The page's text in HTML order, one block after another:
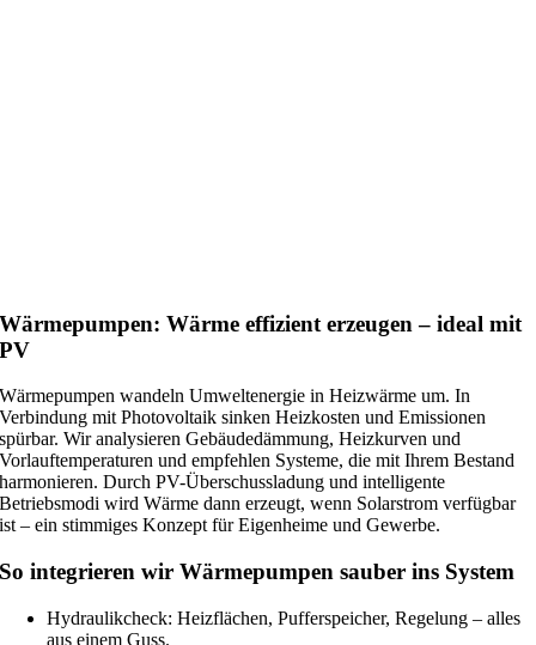
Wärmepumpen: Wärme effizient erzeugen – ideal mit
PV
Wärmepumpen wandeln Umweltenergie in Heizwärme um. In
Verbindung mit Photovoltaik sinken Heizkosten und Emissionen
spürbar. Wir analysieren Gebäudedämmung, Heizkurven und
Vorlauftemperaturen und empfehlen Systeme, die mit Ihrem Bestand
harmonieren. Durch PV-Überschussladung und intelligente
Betriebsmodi wird Wärme dann erzeugt, wenn Solarstrom verfügbar
ist – ein stimmiges Konzept für Eigenheime und Gewerbe.
So integrieren wir Wärmepumpen sauber ins System
Hydraulikcheck: Heizflächen, Pufferspeicher, Regelung – alles
aus einem Guss.